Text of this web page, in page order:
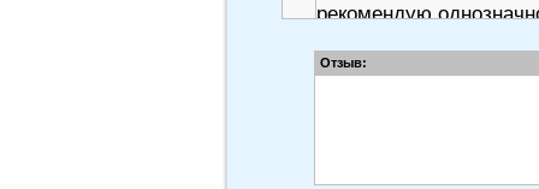
время на это "гуано" .
Отзыв: